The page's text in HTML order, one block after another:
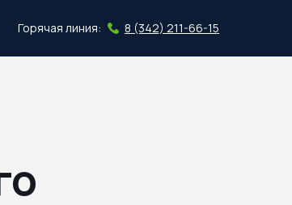
8 (342) 211-66-15
Горячая линия: